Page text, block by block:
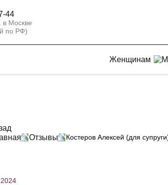
44
в Москве
по РФ)
Женщинам
Отзывы Костеров Алексей (для